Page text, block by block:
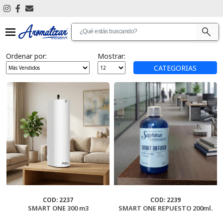
Ordenar por:
Mostrar:
CATEGORIAS
COD: 2237
SMART ONE 300 m3
COD: 2239
SMART ONE REPUESTO 200ml.
Ver Todos
Antimosquitos
Articulos De Limpieza
Aromatizantes De Ambientes
Aromatizantes De Auto
Articulos De Promocion
Bijouterie
Cascadas De Humo